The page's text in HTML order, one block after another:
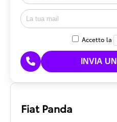
Accetto la
Fiat Panda